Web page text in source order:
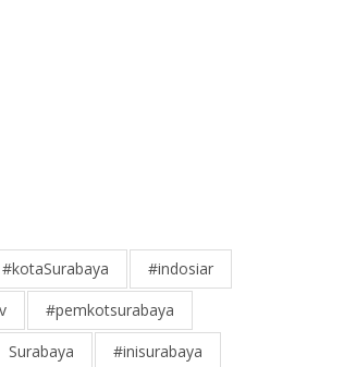
#kotaSurabaya
#indosiar
#pemkotsurabaya
Surabaya
#inisurabaya